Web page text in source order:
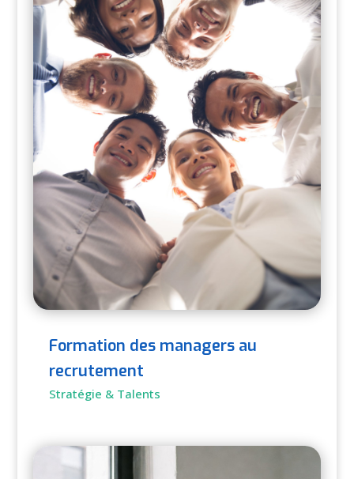
Formation des managers au
recrutement
Stratégie & Talents